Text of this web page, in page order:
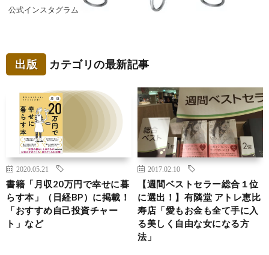
公式インスタグラム
出版 カテゴリの最新記事
2020.05.21
書籍「月収20万円で幸せに暮
らす本」（日経BP）に掲載！
「おすすめ自己投資チャー
ト」など
2017.02.10
【週間ベストセラー総合１位
に選出！】有隣堂 アトレ恵比
寿店「愛もお金も全て手に入
る美しく自由な女になる方
法」